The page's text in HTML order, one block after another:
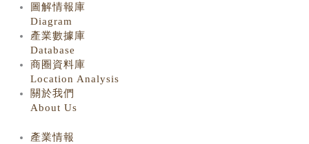
圖解情報庫
Diagram
產業數據庫
Database
商圈資料庫
Location Analysis
關於我們
About Us
產業情報